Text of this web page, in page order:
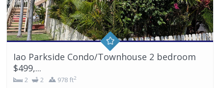
Iao Parkside Condo/Townhouse 2 bedroom
$499,...
2 2 978 ft2